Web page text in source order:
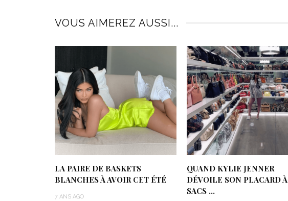
VOUS AIMEREZ AUSSI...
LA PAIRE DE BASKETS
BLANCHES À AVOIR CET ÉTÉ
7 ANS AGO
QUAND KYLIE JENNER
DÉVOILE SON PLACARD À
SACS …